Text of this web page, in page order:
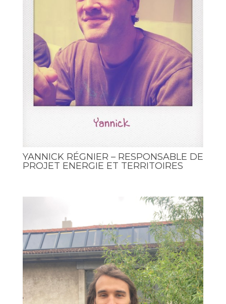
YANNICK RÉGNIER – RESPONSABLE DE
PROJET ENERGIE ET TERRITOIRES